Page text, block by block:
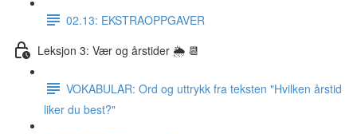
02.13: EKSTRAOPPGAVER
Leksjon 3: Vær og årstider 🌦 📆
VOKABULAR: Ord og uttrykk fra teksten "Hvilken årstid
liker du best?"